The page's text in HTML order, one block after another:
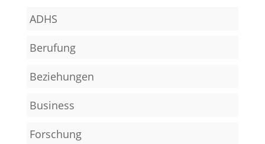
ADHS
Berufung
Beziehungen
Business
Forschung